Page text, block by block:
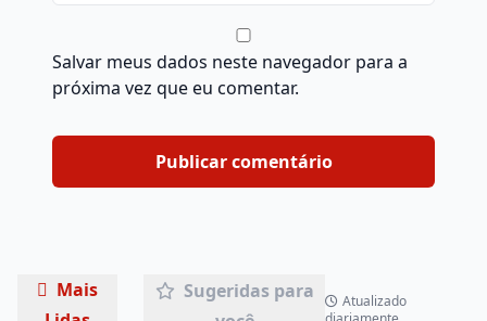
Salvar meus dados neste navegador para a
próxima vez que eu comentar.
Mais
Sugeridas para
Atualizado